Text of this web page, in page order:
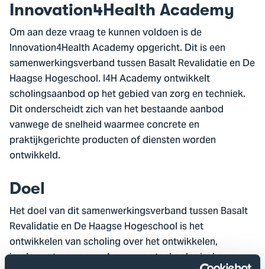
Innovation4Health Academy
Om aan deze vraag te kunnen voldoen is de
Innovation4Health Academy opgericht. Dit is een
samenwerkingsverband tussen Basalt Revalidatie en De
Haagse Hogeschool. I4H Academy ontwikkelt
scholingsaanbod op het gebied van zorg en techniek.
Dit onderscheidt zich van het bestaande aanbod
vanwege de snelheid waarmee concrete en
praktijkgerichte producten of diensten worden
ontwikkeld.
Doel
Het doel van dit samenwerkingsverband tussen Basalt
Revalidatie en De Haagse Hogeschool is het
ontwikkelen van scholing over het ontwikkelen,
implementeren en evalueren van technologische